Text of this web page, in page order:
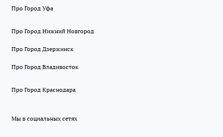
Про Город Уфа
Про Город Нижний Новгород
Про Город Дзержинск
Про Город Владивосток
Про Город Краснодара
Мы в социальных сетях